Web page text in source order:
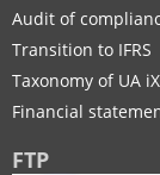
Audit of
Transition to IFRS
Taxonomy of UA
Financial
FTP